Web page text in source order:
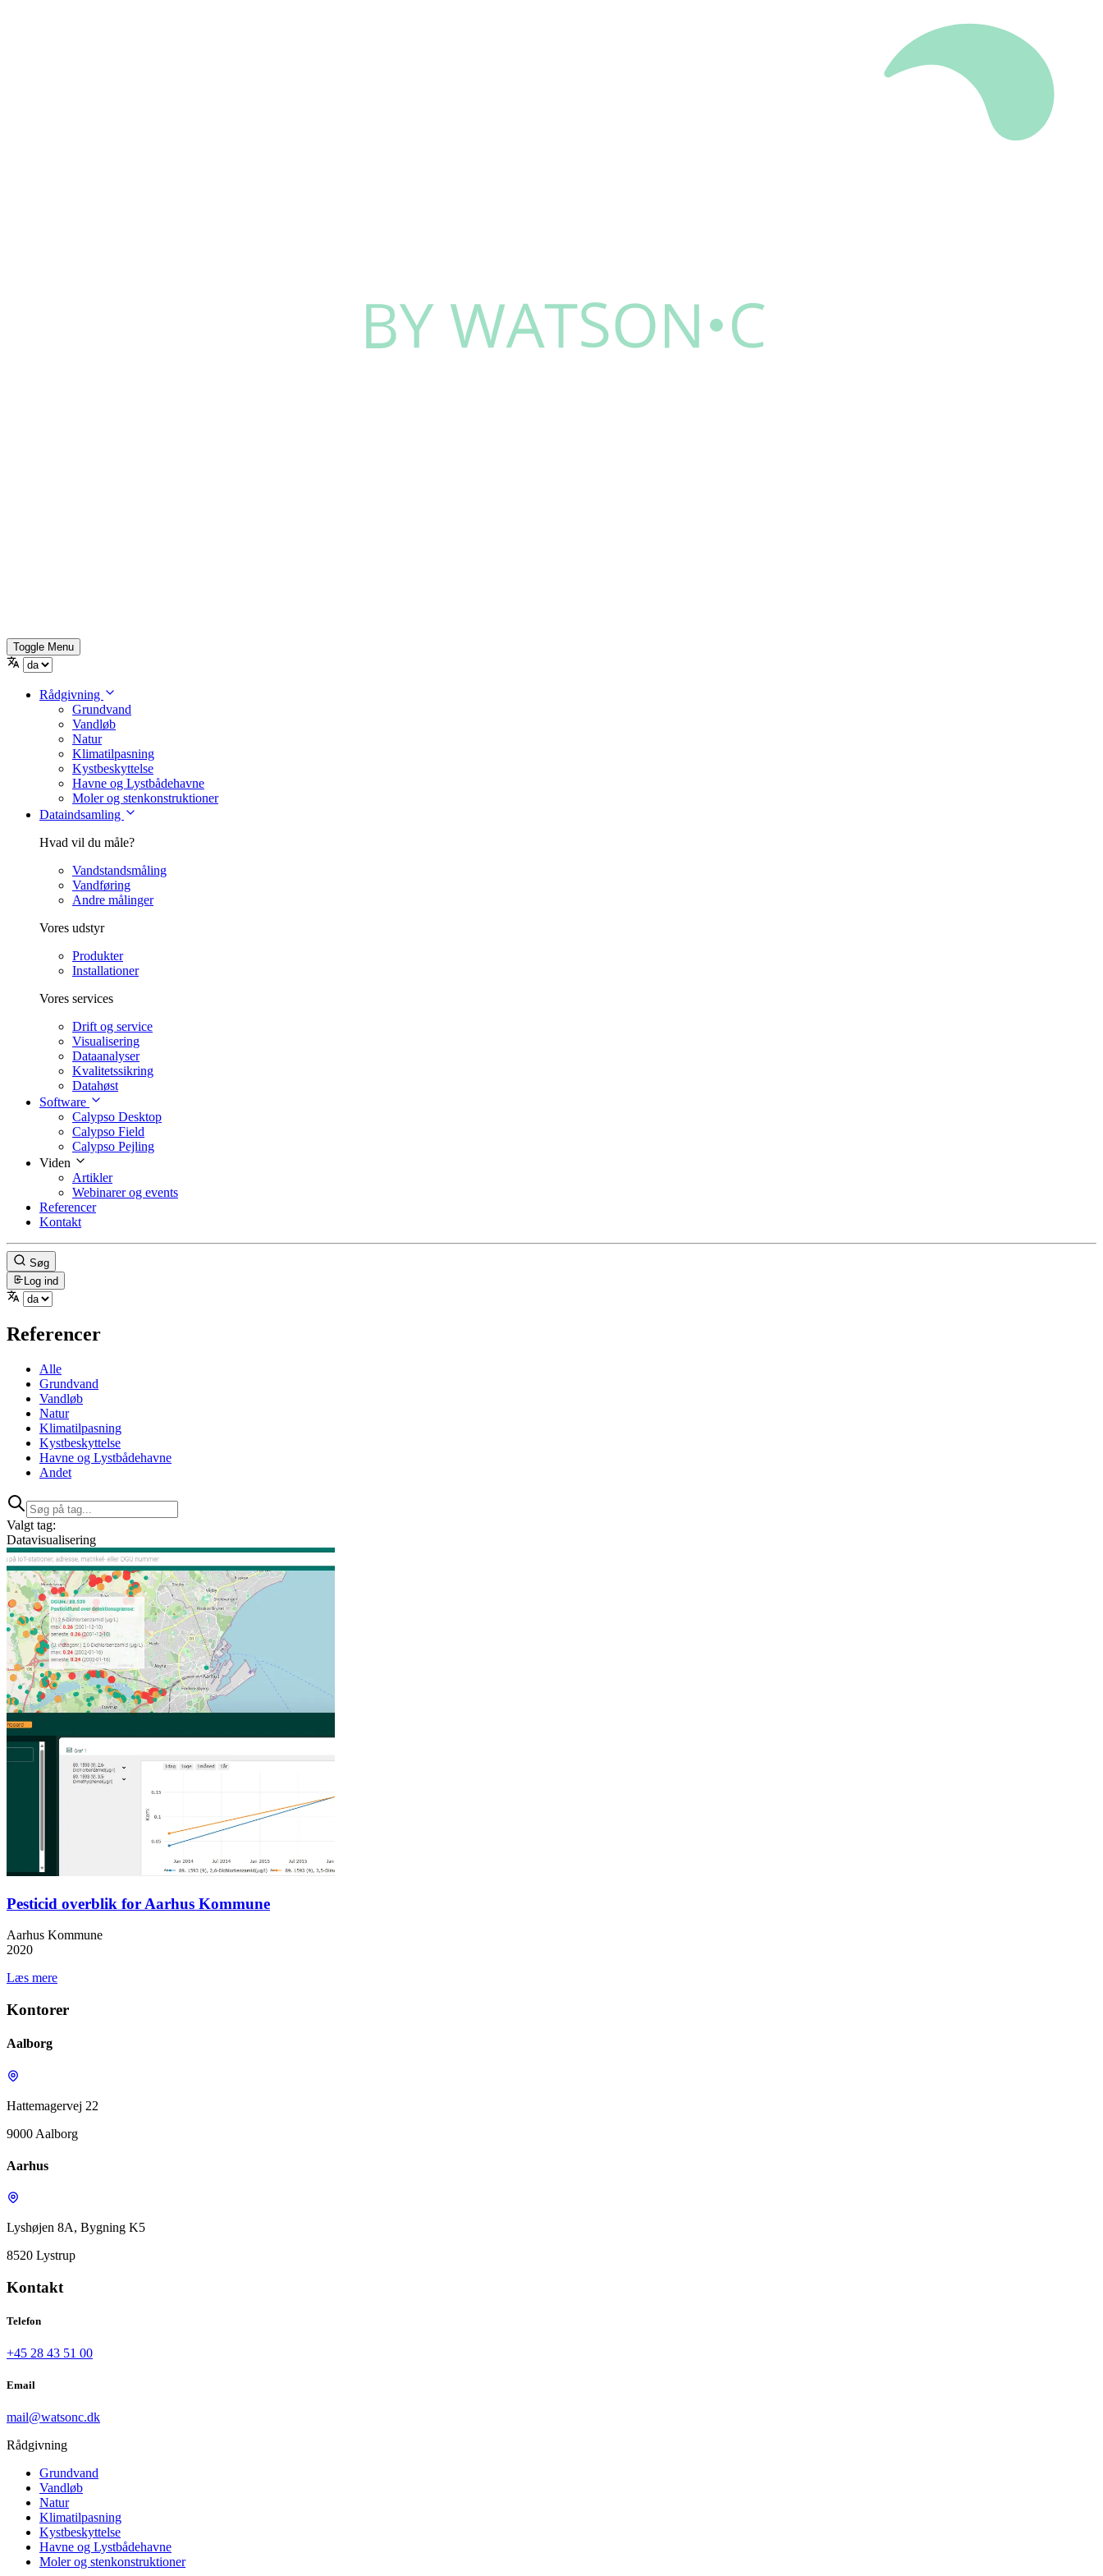
Toggle Menu
Rådgivning
Grundvand
Vandløb
Natur
Klimatilpasning
Kystbeskyttelse
Havne og Lystbådehavne
Moler og stenkonstruktioner
Dataindsamling
Hvad vil du måle?
Vandstandsmåling
Vandføring
Andre målinger
Vores udstyr
Produkter
Installationer
Vores services
Drift og service
Visualisering
Dataanalyser
Kvalitetssikring
Datahøst
Software
Calypso Desktop
Calypso Field
Calypso Pejling
Viden
Artikler
Webinarer og events
Referencer
Kontakt
Søg
Log ind
Referencer
Alle
Grundvand
Vandløb
Natur
Klimatilpasning
Kystbeskyttelse
Havne og Lystbådehavne
Andet
Valgt tag:
Datavisualisering
Pesticid overblik for Aarhus Kommune
Aarhus Kommune
2020
Læs mere
Kontorer
Aalborg
Hattemagervej 22
9000 Aalborg
Aarhus
Lyshøjen 8A, Bygning K5
8520 Lystrup
Kontakt
Telefon
+45 28 43 51 00
Email
mail@watsonc.dk
Rådgivning
Grundvand
Vandløb
Natur
Klimatilpasning
Kystbeskyttelse
Havne og Lystbådehavne
Moler og stenkonstruktioner